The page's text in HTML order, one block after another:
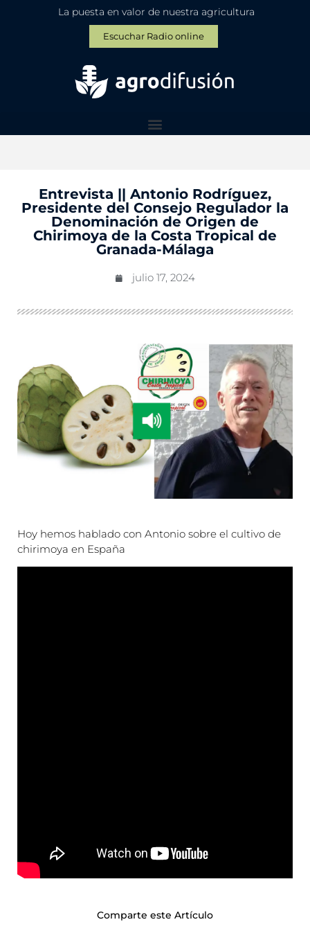
La puesta en valor de nuestra agricultura
Escuchar Radio online
Entrevista || Antonio Rodríguez,
Presidente del Consejo Regulador la
Denominación de Origen de
Chirimoya de la Costa Tropical de
Granada-Málaga
julio 17, 2024
Hoy hemos hablado con Antonio sobre el cultivo de
chirimoya en España
Comparte este Artículo